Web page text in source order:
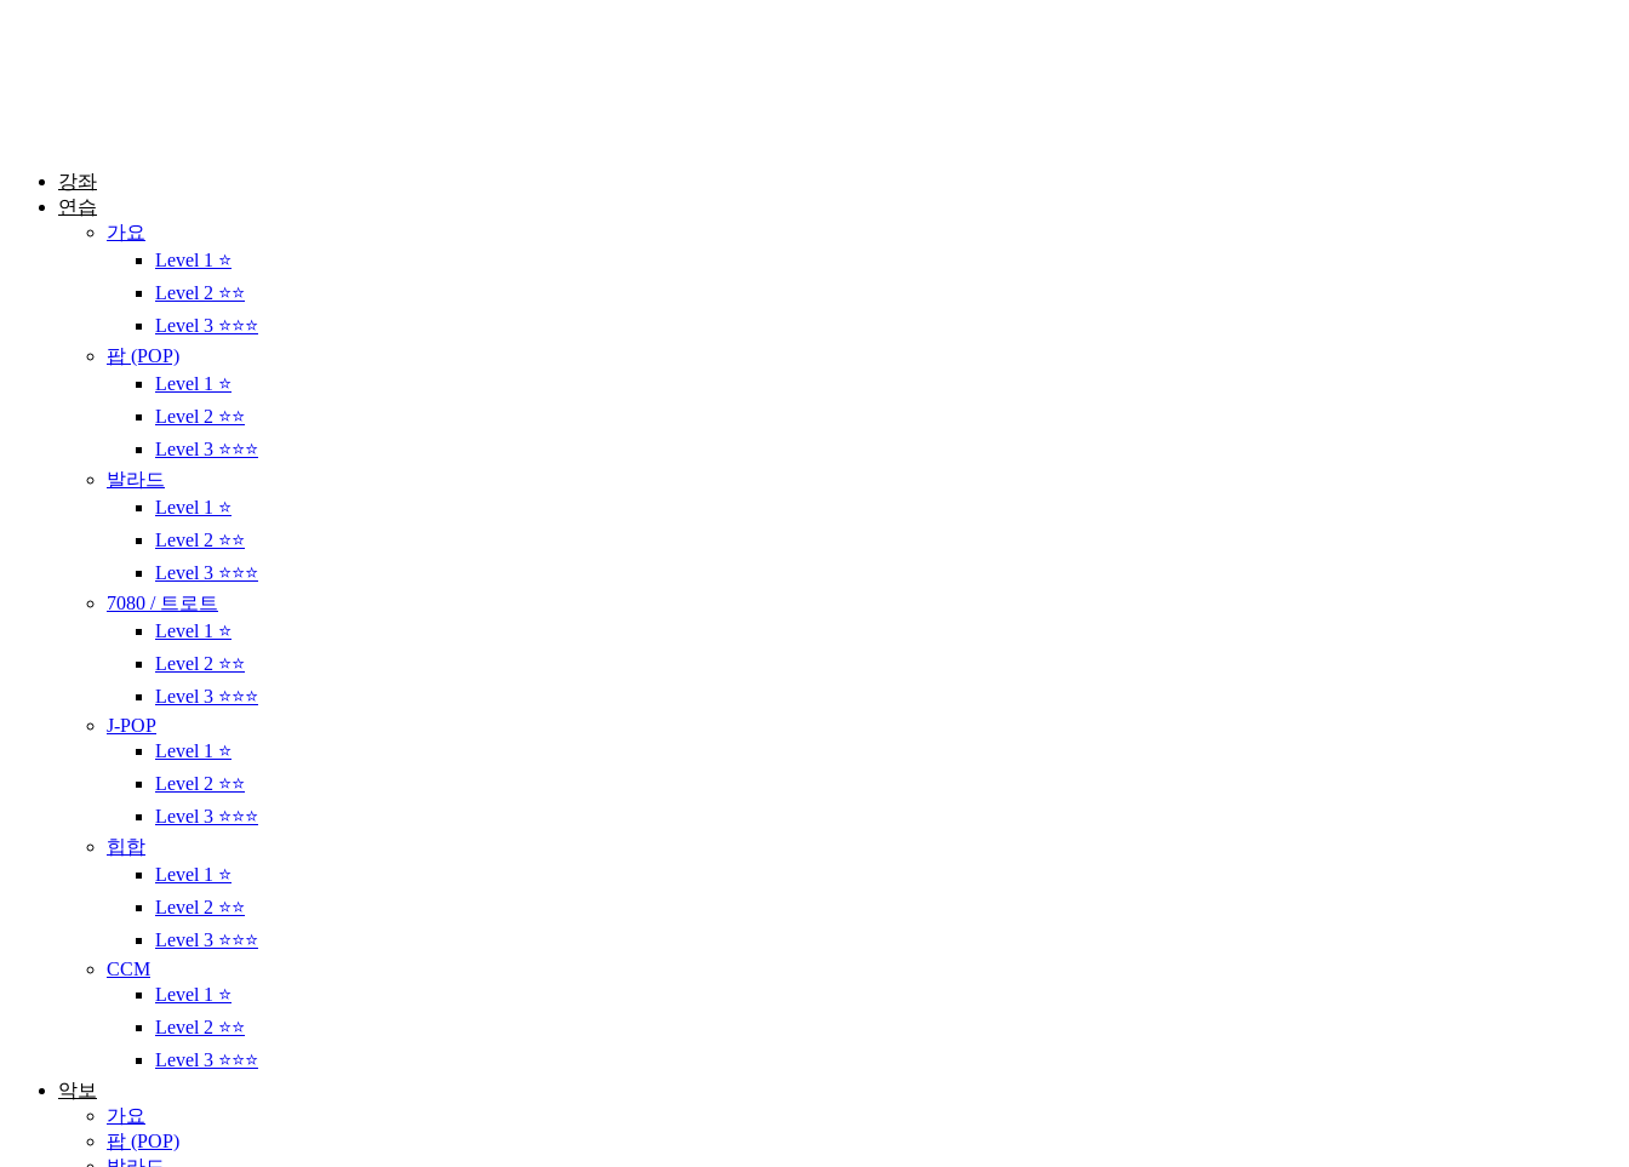
강좌
연습
가요
Level 1 ⭐
Level 2 ⭐⭐
Level 3 ⭐⭐⭐
팝 (POP)
Level 1 ⭐
Level 2 ⭐⭐
Level 3 ⭐⭐⭐
발라드
Level 1 ⭐
Level 2 ⭐⭐
Level 3 ⭐⭐⭐
7080 / 트로트
Level 1 ⭐
Level 2 ⭐⭐
Level 3 ⭐⭐⭐
J-POP
Level 1 ⭐
Level 2 ⭐⭐
Level 3 ⭐⭐⭐
힙합
Level 1 ⭐
Level 2 ⭐⭐
Level 3 ⭐⭐⭐
CCM
Level 1 ⭐
Level 2 ⭐⭐
Level 3 ⭐⭐⭐
악보
가요
팝 (POP)